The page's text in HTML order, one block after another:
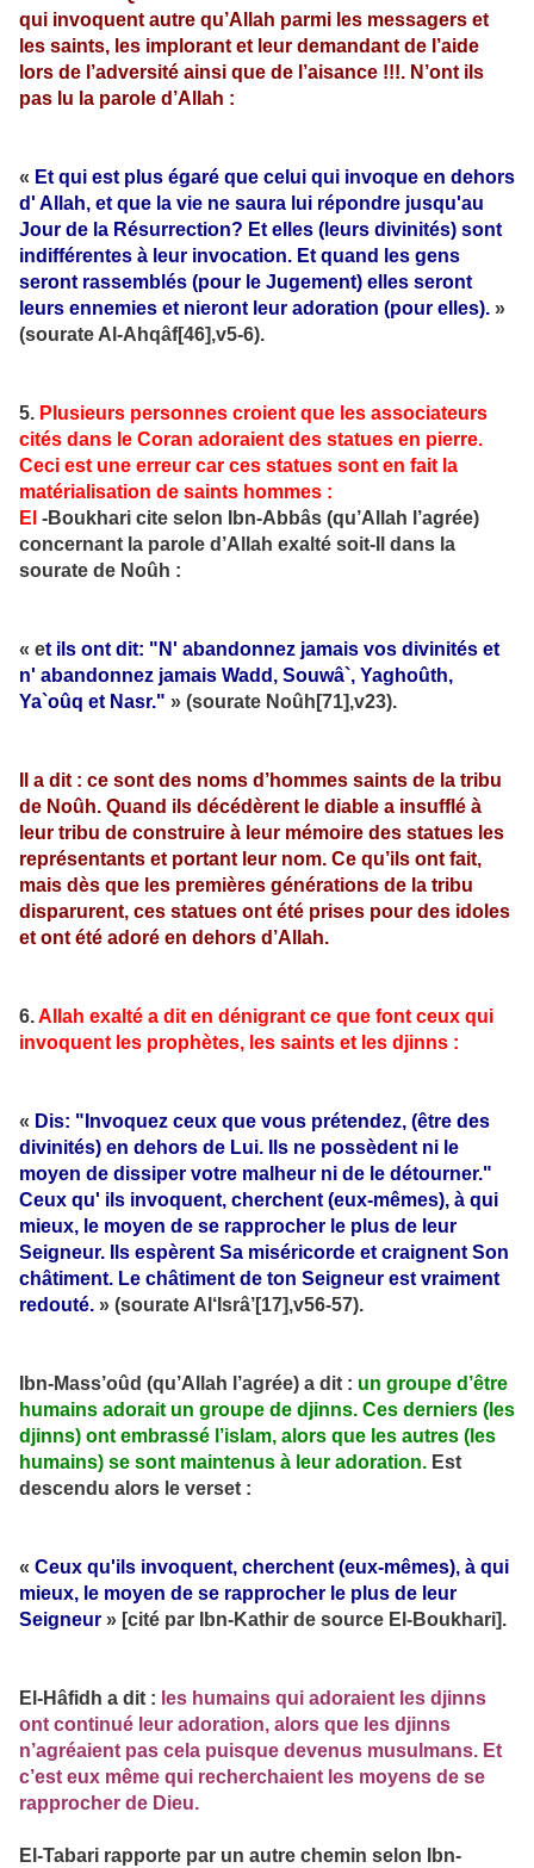
qui invoquent autre qu’Allah parmi les messagers et
les saints, les implorant et leur demandant de l’aide
lors de l’adversité ainsi que de l’aisance !!!. N’ont ils
pas lu la parole d’Allah :
« Et qui est plus égaré que celui qui invoque en dehors
d' Allah, et que la vie ne saura lui répondre jusqu'au
Jour de la Résurrection? Et elles (leurs divinités) sont
indifférentes à leur invocation. Et quand les gens
seront rassemblés (pour le Jugement) elles seront
leurs ennemies et nieront leur adoration (pour elles). »
(sourate Al-Ahqâf[46],v5-6).
5. Plusieurs personnes croient que les associateurs
cités dans le Coran adoraient des statues en pierre.
Ceci est une erreur car ces statues sont en fait la
matérialisation de saints hommes :
El -Boukhari cite selon Ibn-Abbâs (qu’Allah l’agrée)
concernant la parole d’Allah exalté soit-Il dans la
sourate de Noûh :
« et ils ont dit: "N' abandonnez jamais vos divinités et
n' abandonnez jamais Wadd, Souwâ`, Yaghoûth,
Ya`oûq et Nasr." » (sourate Noûh[71],v23).
Il a dit : ce sont des noms d’hommes saints de la tribu
de Noûh. Quand ils décédèrent le diable a insufflé à
leur tribu de construire à leur mémoire des statues les
représentants et portant leur nom. Ce qu’ils ont fait,
mais dès que les premières générations de la tribu
disparurent, ces statues ont été prises pour des idoles
et ont été adoré en dehors d’Allah.
6.Allah exalté a dit en dénigrant ce que font ceux qui
invoquent les prophètes, les saints et les djinns :
« Dis: "Invoquez ceux que vous prétendez, (être des
divinités) en dehors de Lui. Ils ne possèdent ni le
moyen de dissiper votre malheur ni de le détourner."
Ceux qu' ils invoquent, cherchent (eux-mêmes), à qui
mieux, le moyen de se rapprocher le plus de leur
Seigneur. Ils espèrent Sa miséricorde et craignent Son
châtiment. Le châtiment de ton Seigneur est vraiment
redouté. » (sourate Al‘Isrâ’[17],v56-57).
Ibn-Mass’oûd (qu’Allah l’agrée) a dit : un groupe d’être
humains adorait un groupe de djinns. Ces derniers (les
djinns) ont embrassé l’islam, alors que les autres (les
humains) se sont maintenus à leur adoration. Est
descendu alors le verset :
« Ceux qu'ils invoquent, cherchent (eux-mêmes), à qui
mieux, le moyen de se rapprocher le plus de leur
Seigneur » [cité par Ibn-Kathir de source El-Boukhari].
El-Hâfidh a dit : les humains qui adoraient les djinns
ont continué leur adoration, alors que les djinns
n’agréaient pas cela puisque devenus musulmans. Et
c’est eux même qui recherchaient les moyens de se
rapprocher de Dieu.
El-Tabari rapporte par un autre chemin selon Ibn-